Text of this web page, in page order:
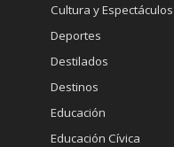
Cultura y Espectáculos
Deportes
Destilados
Destinos
Educación
Educación Cívica